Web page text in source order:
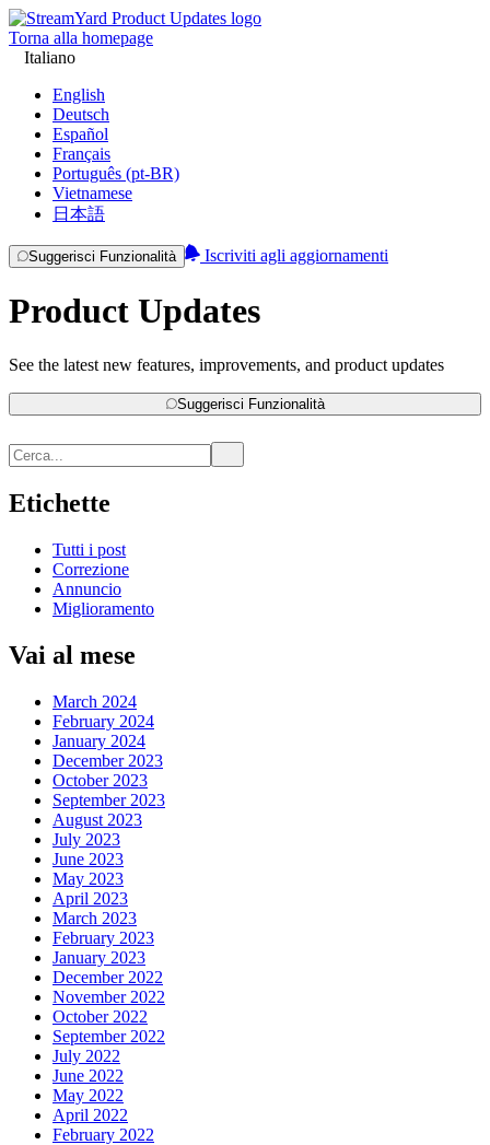
Torna alla homepage
Italiano
English
Deutsch
Español
Français
Português (pt-BR)
Vietnamese
日本語
Suggerisci Funzionalità Iscriviti agli aggiornamenti
Product Updates
See the latest new features, improvements, and product updates
Suggerisci Funzionalità
Etichette
Tutti i post
Correzione
Annuncio
Miglioramento
Vai al mese
March 2024
February 2024
January 2024
December 2023
October 2023
September 2023
August 2023
July 2023
June 2023
May 2023
April 2023
March 2023
February 2023
January 2023
December 2022
November 2022
October 2022
September 2022
July 2022
June 2022
May 2022
April 2022
February 2022